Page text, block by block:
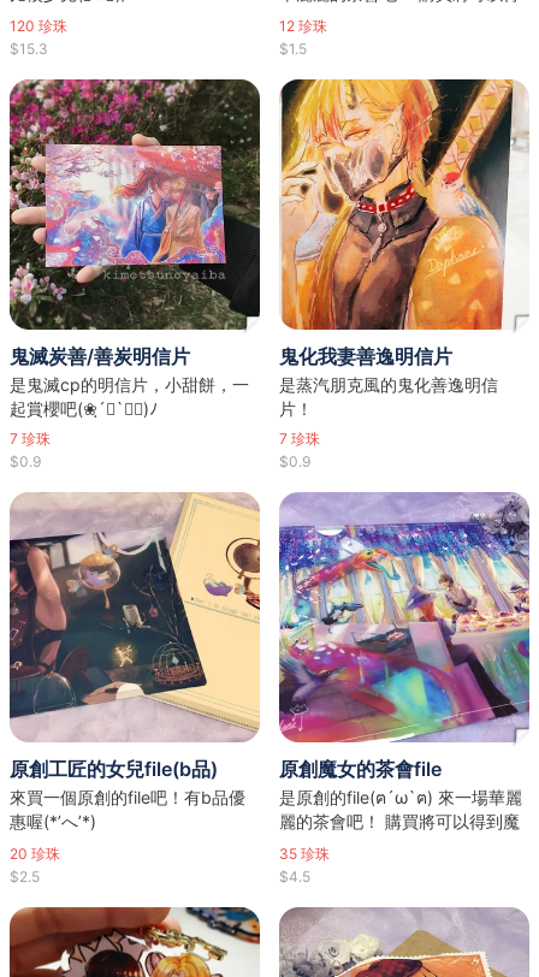
120 珍珠
$15.3
12 珍珠
$1.5
鬼滅炭善/善炭明信片
是鬼滅cp的明信片，小甜餅，一
起賞櫻吧(❀ฺ´∀`❀ฺ)ﾉ
7 珍珠
$0.9
鬼化我妻善逸明信片
是蒸汽朋克風的鬼化善逸明信
片！
7 珍珠
$0.9
原創工匠的女兒file(b品)
來買一個原創的file吧！有b品優
惠喔(*’へ’*)
20 珍珠
$2.5
原創魔女的茶會file
是原創的file(ฅ´ω`ฅ) 來一場華麗
麗的茶會吧！ 購買將可以得到魔
35 珍珠
$4.5